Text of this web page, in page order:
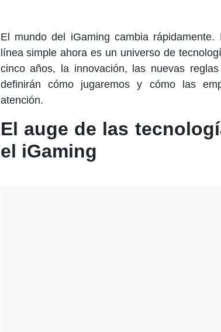
El mundo del iGaming cambia
línea simple ahora es un universo de
cinco años, la innovación, las nuevas
definirán cómo jugaremos y cómo las
atención.
El auge de las
el iGaming